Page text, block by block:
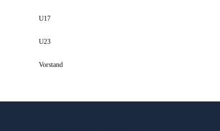
U17
U23
Vorstand